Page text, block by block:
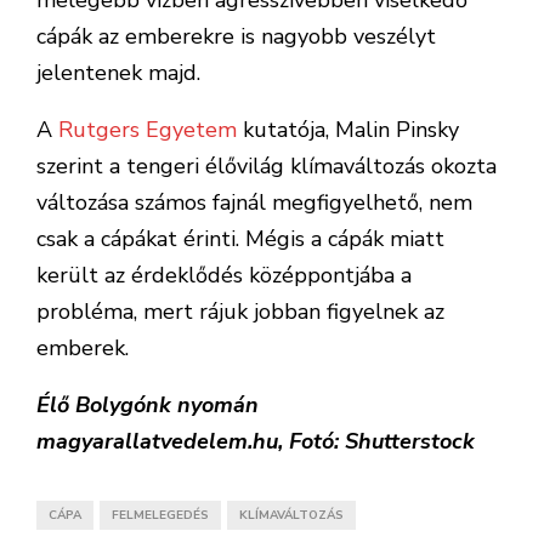
cápák az emberekre is nagyobb veszélyt
jelentenek majd.
A Rutgers Egyetem kutatója, Malin Pinsky
szerint a tengeri élővilág klímaváltozás okozta
változása számos fajnál megfigyelhető, nem
csak a cápákat érinti. Mégis a cápák miatt
került az érdeklődés középpontjába a
probléma, mert rájuk jobban figyelnek az
emberek.
Élő Bolygónk nyomán
magyarallatvedelem.hu, Fotó: Shutterstock
CÁPA FELMELEGEDÉS KLÍMAVÁLTOZÁS